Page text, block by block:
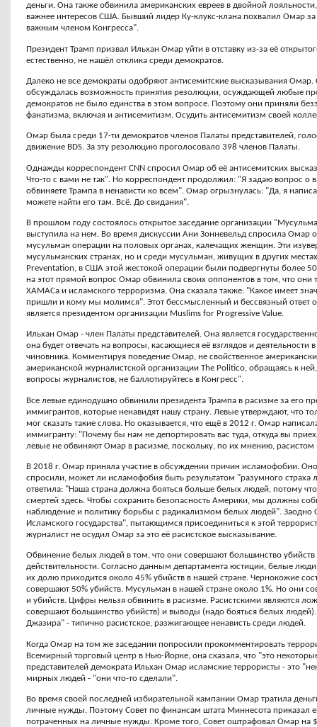
деньги. Она также обвинила американских евреев в двойной
важнее интересов США. Бывший лидер Ку-клукс-клана похвалил Омар
важным членом Конгресса".
Президент Трамп призвал Ильхан Омар уйти в отставку из-за её
естественно, не нашёл отклика среди демократов.
Далеко не все демократы одобряют антисемитские высказывания
обсуждалась возможность принятия резолюции, осуждающей любые
демократов не было единства в этом вопросе. Поэтому они приняли
фанатизма, включая и антисемитизм. Осудить антисемитизм своей
Омар была среди 17-ти демократов членов Палаты представителей,
движение BDS. За эту резолюцию проголосовало 398 членов Палаты.
Однажды корреспондент CNN спросил Омар об её антисемитских
Что-то с вами не так". Но корреспондент продолжил: "Я задаю вопрос о
обвиняете Трампа в ненависти ко всем". Омар огрызнулась: "Да, я
можете найти его там. Всё. До свидания".
В прошлом году состоялось открытое заседание организации
выступила на нем. Во время дискуссии Ани Зонневельд спросила Омар
мусульман операции на половых органах, калечащих женщин. Эти
мусульманских странах, но и среди мусульман, живущих в других
Preventation, в США этой жестокой операции были подвергнуты более
на этот прямой вопрос Омар обвинила своих оппонентов в том, что
ХАМАСа и исламского терроризма. Она сказала также: "Какое имеет
пришли и кому мы молимся". Этот бессмысленный и бессвязный ответ
является президентом организации Muslims for Progressive Value.
Ильхан Омар - член Палаты представителей. Она является
она будет отвечать на вопросы, касающиеся её взглядов и деятельности
чиновника. Комментируя поведение Омар, не свойственное
американской журналистской организации The Politico, обращаясь к ней,
вопросы журналистов, не баллотируйтесь в Конгресс".
Все левые единодушно обвинили президента Трампа в расизме за его
иммигрантов, которые ненавидят нашу страну. Левые утверждают, что
мог сказать такие слова. Но оказывается, что ещё в 2012 г. Омар
иммигранту: "Почему бы нам не депортировать вас туда, откуда вы
левые не обвиняют Омар в расизме, поскольку, по их мнению,
В 2018 г. Омар приняла участие в обсуждении причин исламофобии.
спросили, может ли исламофобия быть результатом "разумного
ответила: "Наша страна должна бояться больше белых людей, потому
смертей здесь. Чтобы сохранить безопасность Америки, мы должны
наблюдение и политику борьбы с радикализмом белых людей". Заодно
Исламского государства", пытающимся присоединиться к этой
журналист не осудил Омар за это её расистское высказывание.
Обвинение белых людей в том, что они совершают большинство убийств
действительности. Согласно данным департамента юстиции, белые
их долю приходится около 45% убийств в нашей стране. Чернокожие
совершают 50% убийств. Мусульман в нашей стране около 1%. Но они
и убийств. Цифры нельзя обвинить в расизме. Расистскими являются
совершают большинство убийств) и выводы (надо бояться белых
Джазира" - типично расистское, разжигающее ненависть среди людей.
Когда Омар на том же заседании попросили прокомментировать
Всемирный торговый центр в Нью-Йорке, она сказала, что "это
представителей демократа Ильхан Омар исламские террористы - это
мирных людей - "они что-то сделали".
Во время своей последней избирательной кампании Омар тратила
личные нужды. Поэтому Совет по финансам штата Миннесота приказал
потраченных на личные нужды. Кроме того, Совет оштрафовал Омар на